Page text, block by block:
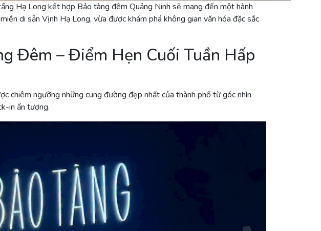
Hạ Long kết hợp Bảo tàng đêm Quảng Ninh sẽ mang đến một hành
di sản Vịnh Hạ Long, vừa được khám phá không gian văn hóa đặc sắc
Đêm – Điểm Hẹn Cuối Tuần Hấp
chiêm ngưỡng những cung đường đẹp nhất của thành phố từ góc nhìn
in ấn tượng.